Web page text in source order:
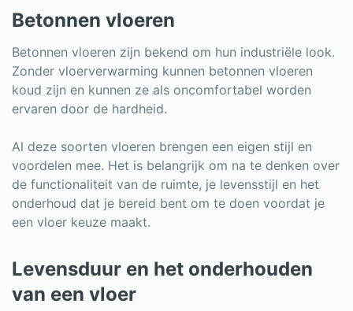
Betonnen vloeren
Betonnen vloeren zijn bekend om hun industriële look.
Zonder vloerverwarming kunnen betonnen vloeren
koud zijn en kunnen ze als oncomfortabel worden
ervaren door de hardheid.
Al deze soorten vloeren brengen een eigen stijl en
voordelen mee. Het is belangrijk om na te denken over
de functionaliteit van de ruimte, je levensstijl en het
onderhoud dat je bereid bent om te doen voordat je
een vloer keuze maakt.
Levensduur en het onderhouden
van een vloer